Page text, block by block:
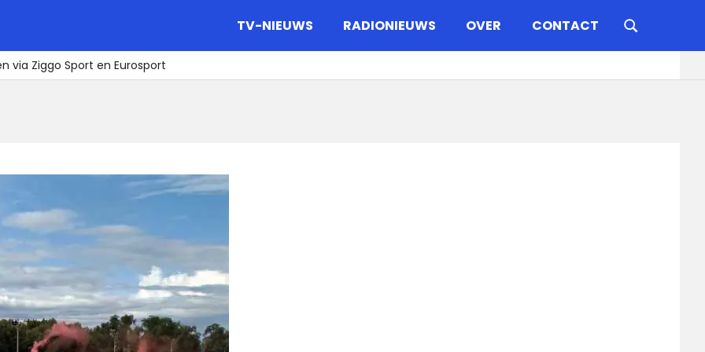
TV-NIEUWS RADIONIEUWS OVER CONTACT
via Ziggo Sport en Eurosport